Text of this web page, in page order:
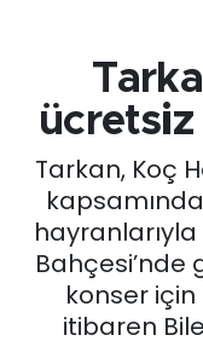
Tarkan, Koç
Bahçesi’nde
konser
itibaren
EGE
EĞİTİM
EKONOMİ
English
Süper Lig
Tüm
Son Dakika
Haber Arşivi